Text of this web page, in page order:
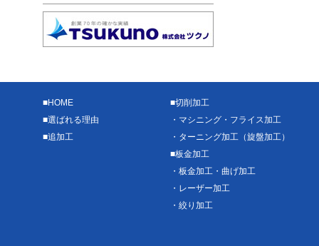
■HOME
■選ばれる理由
■追加工
■切削加工
・ マシニング・フライス加工
・ ターニング加工（旋盤加工）
■板金加工
・ 板金加工・曲げ加工
・ レーザー加工
・ 絞り加工